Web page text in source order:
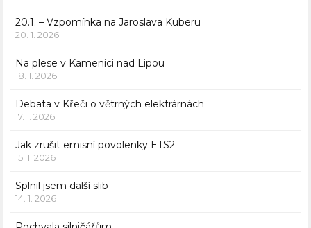
20.1. – Vzpomínka na Jaroslava Kuberu
20. 1. 2026
Na plese v Kamenici nad Lipou
18. 1. 2026
Debata v Křeči o větrných elektrárnách
17. 1. 2026
Jak zrušit emisní povolenky ETS2
15. 1. 2026
Splnil jsem další slib
14. 1. 2026